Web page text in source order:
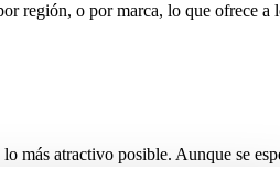
región, o por marca, lo que ofrece
más atractivo posible. Aunque se